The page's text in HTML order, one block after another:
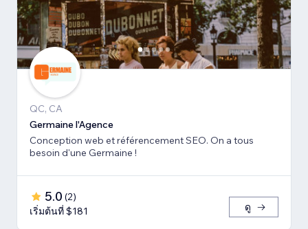
QC, CA
Germaine l'Agence
Conception web et référencement SEO. On a tous
besoin d'une Germaine !
5.0 (2)
เริ่มต้นที่ $181
ดู